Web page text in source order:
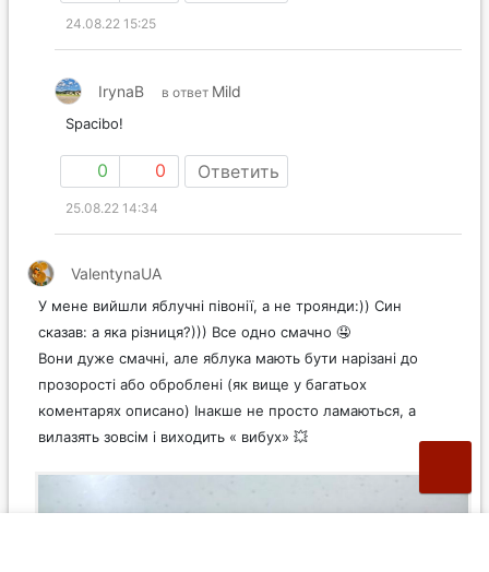
24.08.22 15:25
IrynaB в ответ Mild
Spacibo!
0 0 Ответить
25.08.22 14:34
ValentynaUA
У мене вийшли яблучні півонії, а не троянди:)) Син
сказав: а яка різниця?))) Все одно смачно 🤤
Вони дуже смачні, але яблука мають бути нарізані до
прозорості або оброблені (як вище у багатьох
коментарях описано) Інакше не просто ламаються, а
вилазять зовсім і виходить « вибух» 💥